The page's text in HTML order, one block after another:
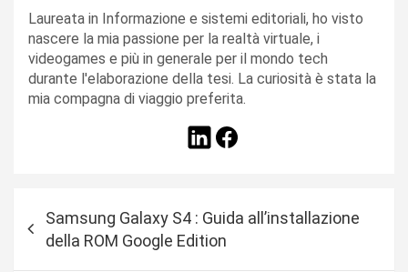
Laureata in Informazione e sistemi editoriali, ho visto
nascere la mia passione per la realtà virtuale, i
videogames e più in generale per il mondo tech
durante l'elaborazione della tesi. La curiosità è stata la
mia compagna di viaggio preferita.
Samsung Galaxy S4 : Guida all’installazione
della ROM Google Edition